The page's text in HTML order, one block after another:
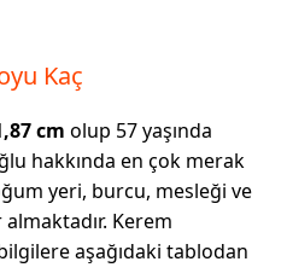
Kaç
cm olup 57 yaşında
hakkında en çok merak
yeri, burcu, mesleği ve
Kerem
aşağıdaki tablodan